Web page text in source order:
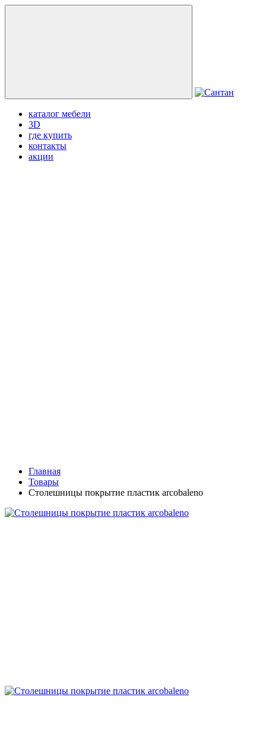
каталог мебели
3D
где купить
контакты
акции
Главная
Товары
Столешницы покрытие пластик arcobaleno